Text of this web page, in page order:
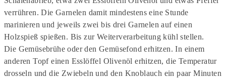
verrühren. Die Garnelen damit mindestens eine Stunde
marinieren und jeweils zwei bis drei Garnelen auf einen
Holzspieß spießen. Bis zur Weiterverarbeitung kühl stellen.
Die Gemüsebrühe oder den Gemüsefond erhitzen. In einem
anderen Topf einen Esslöffel Olivenöl erhitzen, die Temperatur
drosseln und die Zwiebeln und den Knoblauch ein paar Minuten